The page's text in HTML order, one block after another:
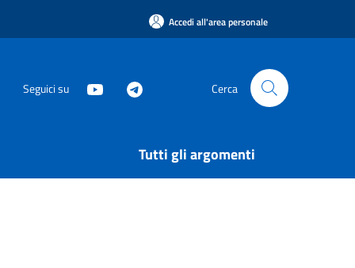
Accedi all'area personale
Seguici su Cerca
Tutti gli argomenti